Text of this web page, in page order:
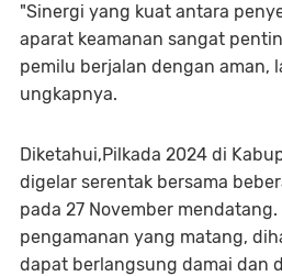
"Sinergi yang kuat antara
aparat keamanan sangat
pemilu berjalan dengan aman,
ungkapnya.
Diketahui,Pilkada 2024 di
digelar serentak bersama
pada 27 November
pengamanan yang matang,
dapat berlangsung damai dan